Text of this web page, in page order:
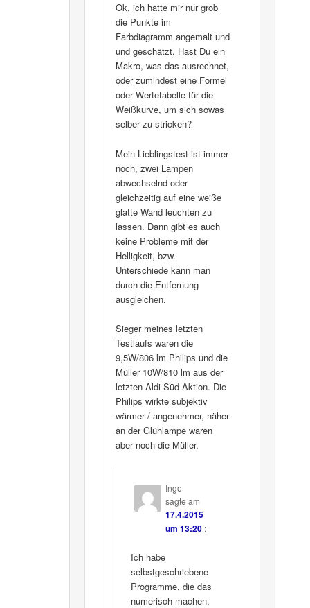
Ok, ich hatte mir nur grob
die Punkte im
Farbdiagramm angemalt und
und geschätzt. Hast Du ein
Makro, was das ausrechnet,
oder zumindest eine Formel
oder Wertetabelle für die
Weißkurve, um sich sowas
selber zu stricken?
Mein Lieblingstest ist immer
noch, zwei Lampen
abwechselnd oder
gleichzeitig auf eine weiße
glatte Wand leuchten zu
lassen. Dann gibt es auch
keine Probleme mit der
Helligkeit, bzw.
Unterschiede kann man
durch die Entfernung
ausgleichen.
Sieger meines letzten
Testlaufs waren die
9,5W/806 lm Philips und die
Müller 10W/810 lm aus der
letzten Aldi-Süd-Aktion. Die
Philips wirkte subjektiv
wärmer / angenehmer, näher
an der Glühlampe waren
aber noch die Müller.
Ingo
sagte am
17.4.2015
um 13:20 :
Ich habe
selbstgeschriebene
Programme, die das
numerisch machen.